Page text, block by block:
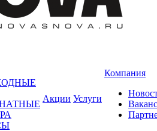
Акции Услуги
Компания